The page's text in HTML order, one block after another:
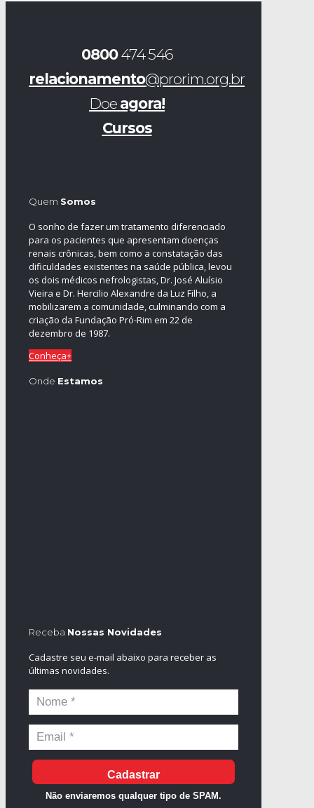
0800474 546
relacionamento@prorim.org.br
Doe agora!
Cursos
Quem Somos
O sonho de fazer um tratamento diferenciado
para os pacientes que apresentam doenças
renais crônicas, bem como a constatação das
dificuldades existentes na saúde pública, levou
os dois médicos nefrologistas, Dr. José Aluísio
Vieira e Dr. Hercilio Alexandre da Luz Filho, a
mobilizarem a comunidade, culminando com a
criação da Fundação Pró-Rim em 22 de
dezembro de 1987.
Conheça+
Onde Estamos
Receba Nossas Novidades
Cadastre seu e-mail abaixo para receber as
últimas novidades.
Cadastrar
Não enviaremos qualquer tipo de SPAM.